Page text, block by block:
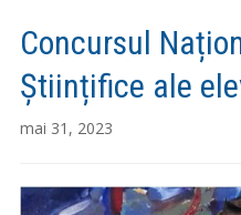
Concursul
Științifice ale
mai 31, 2023